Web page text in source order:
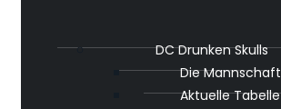
DC Drunken Skulls
Die Mannschaft
Aktuelle Tabelle